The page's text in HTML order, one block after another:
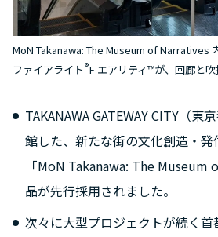
MoN Takanawa: The Museum of Narratives
ファイアライト®F エアリティ™が、回廊と
TAKANAWA GATEWAY CITY（東
館した、新たな街の文化創造・
「MoN Takanawa: The
品が先行採用されました。
次々に大型プロジェクトが続く